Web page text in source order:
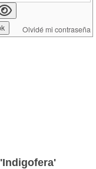
'Indigofera'
Olvidé mi contraseña